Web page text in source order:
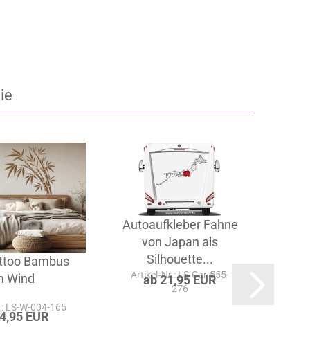
Bambus
Wind
LS-W-004-165
EUR
Autoaufkleber Fahne
von Japan als
Silhouette...
Artikel‑Nr.: LS-Car-555-
276
ab 21,95 EUR